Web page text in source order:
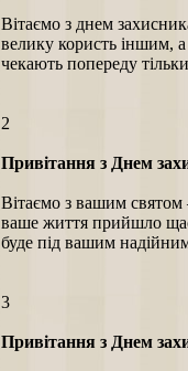
Вітаємо з днем
велику користь іншим,
чекають попереду
2
Привітання з Днем
Вітаємо з вашим
ваше життя прийшло
буде під вашим
3
Привітання з Днем